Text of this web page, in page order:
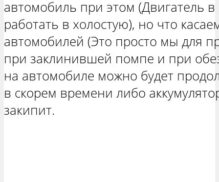
автомобиль при этом (Двигатель в
работать в холостую), но что
автомобилей (Это просто мы для
при заклинившей помпе и при
на автомобиле можно будет
в скорем времени либо
закипит.